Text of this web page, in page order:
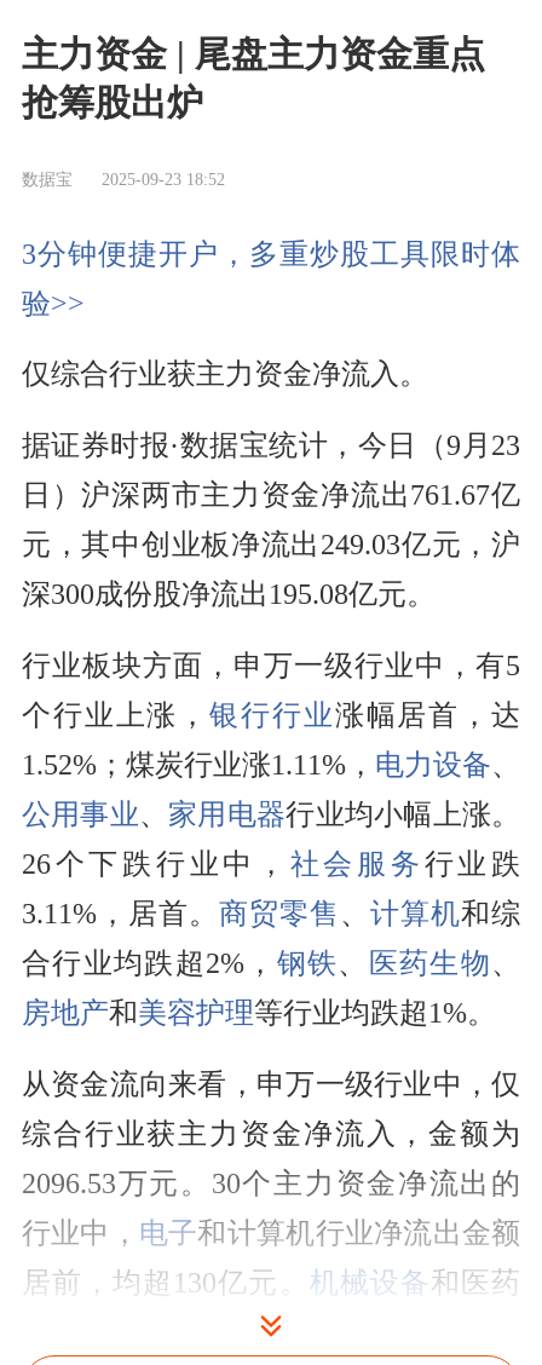
主力资金 | 尾盘主力资金重点
抢筹股出炉
数据宝 2025-09-23 18:52
3分钟便捷开户，多重炒股工具限时体
验>>
仅综合行业获主力资金净流入。
据证券时报·数据宝统计，今日（9月23
日）沪深两市主力资金净流出761.67亿
元，其中创业板净流出249.03亿元，沪
深300成份股净流出195.08亿元。
行业板块方面，申万一级行业中，有5
个行业上涨，银行行业涨幅居首，达
1.52%；煤炭行业涨1.11%， 电力设备、
公用事业、 家用电器行业均小幅上涨。
26个下跌行业中， 社会服务行业跌
3.11%，居首。 商贸零售 、计算机和综
合行业均跌超2%， 钢铁、 医药生物、
房地产和美容护理等行业均跌超1%。
从资金流向来看，申万一级行业中，仅
综合行业获主力资金净流入，金额为
2096.53万元。30个主力资金净流出的
行业中， 电子和计算机行业净流出金额
居前，均超130亿元。 机械设备和医药
生物行业净流出均超52亿元，